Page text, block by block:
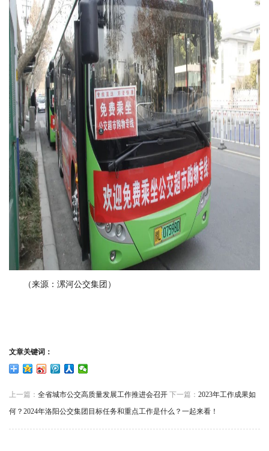
（来源：漯河公交集团）
文章关键词：
上一篇： 全省城市公交高质量发展工作推进会召开 下一篇： 2023年工作成果如
何？2024年洛阳公交集团目标任务和重点工作是什么？一起来看！